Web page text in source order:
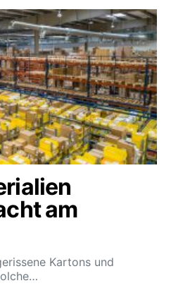
am
Kartons und